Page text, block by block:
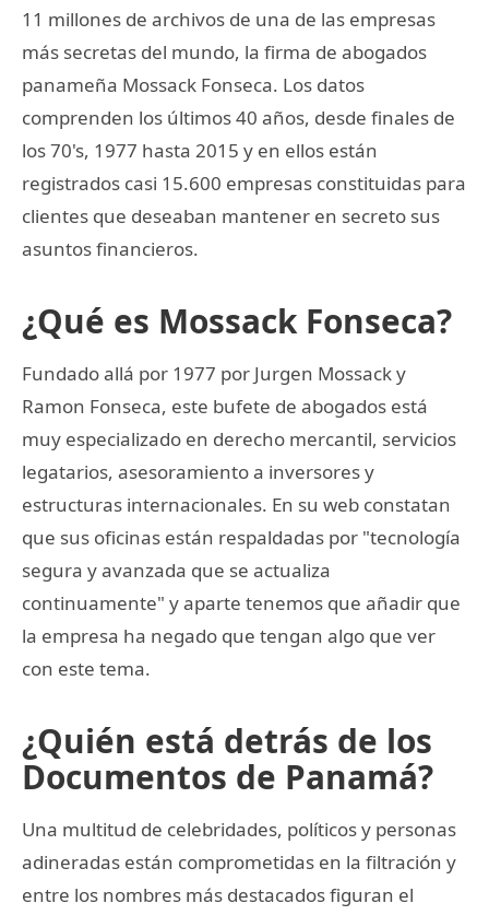
11 millones de archivos de una de las empresas
más secretas del mundo, la firma de abogados
panameña Mossack Fonseca. Los datos
comprenden los últimos 40 años, desde finales de
los 70's, 1977 hasta 2015 y en ellos están
registrados casi 15.600 empresas constituidas para
clientes que deseaban mantener en secreto sus
asuntos financieros.
¿Qué es Mossack Fonseca?
Fundado allá por 1977 por Jurgen Mossack y
Ramon Fonseca, este bufete de abogados está
muy especializado en derecho mercantil, servicios
legatarios, asesoramiento a inversores y
estructuras internacionales. En su web constatan
que sus oficinas están respaldadas por "tecnología
segura y avanzada que se actualiza
continuamente" y aparte tenemos que añadir que
la empresa ha negado que tengan algo que ver
con este tema.
¿Quién está detrás de los
Documentos de Panamá?
Una multitud de celebridades, políticos y personas
adineradas están comprometidas en la filtración y
entre los nombres más destacados figuran el